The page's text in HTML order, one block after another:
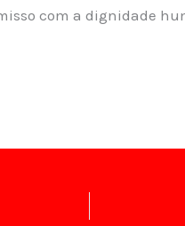
com a dignidade